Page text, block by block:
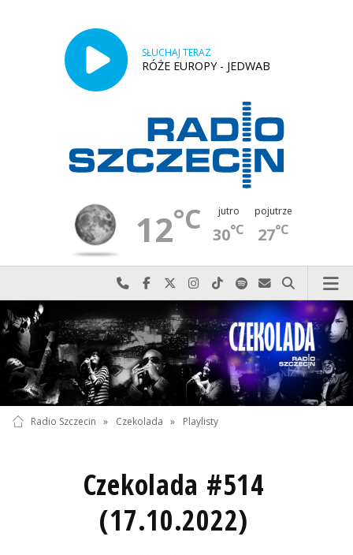
SŁUCHAJ TERAZ
RÓŻE EUROPY - JEDWAB
12°C jutro
30°C
pojutrze
27°C
Najlepiej po prostu do nas zadzwoń
Odwiedź nas na Facebook-u
Odwiedź nas na X
Odwiedź nas na Instagram-ie
Odwiedź nas na TikTok-u
Szukaj nas na Spotify
Wyślij do nas
Szukaj
Radio Szczecin » Czekolada » Playlisty
Czekolada #514
(17.10.2022)